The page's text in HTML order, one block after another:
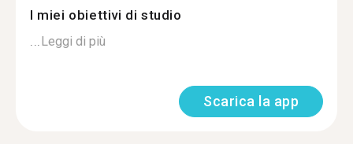
I miei obiettivi di studio
...Leggi di più
Scarica la app